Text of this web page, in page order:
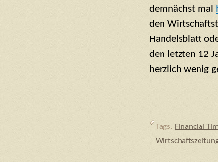
demnächst mal
den
Handelsblatt
den letzten 12
herzlich wenig
Tags: Financial